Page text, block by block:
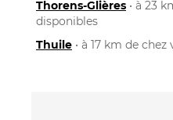
Thorens-Glières • à 23
disponibles
Thuile • à 17 km de